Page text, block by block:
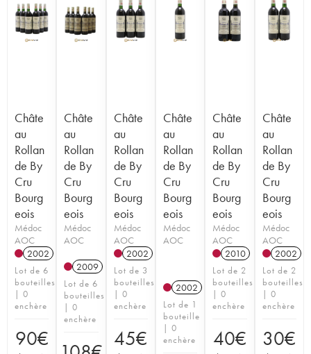
Châte
au
Rollan
de By
Cru
Bourg
eois
Médoc
AOC
2002
Lot de 6
bouteilles
| 0
enchère
90€
Châte
au
Rollan
de By
Cru
Bourg
eois
Médoc
AOC
2009
Lot de 6
bouteilles
| 0
enchère
Châte
au
Rollan
de By
Cru
Bourg
eois
Médoc
AOC
2002
Lot de 3
bouteilles
| 0
enchère
45€
Châte
au
Rollan
de By
Cru
Bourg
eois
Médoc
AOC
2002
Lot de 1
bouteille
| 0
enchère
Châte
au
Rollan
de By
Cru
Bourg
eois
Médoc
AOC
2010
Lot de 2
bouteilles
| 0
enchère
40€
Châte
au
Rollan
de By
Cru
Bourg
eois
Médoc
AOC
2002
Lot de 2
bouteilles
| 0
enchère
30€